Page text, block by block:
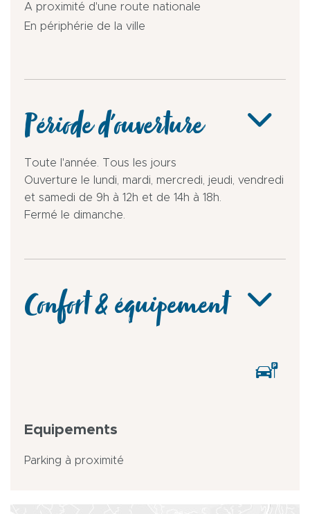
A proximité d'une route nationale
En périphérie de la ville
Période d'ouverture
Toute l'année. Tous les jours
Ouverture le lundi, mardi, mercredi, jeudi, vendredi
et samedi de 9h à 12h et de 14h à 18h.
Fermé le dimanche.
Confort & équipement
Equipements
Parking à proximité